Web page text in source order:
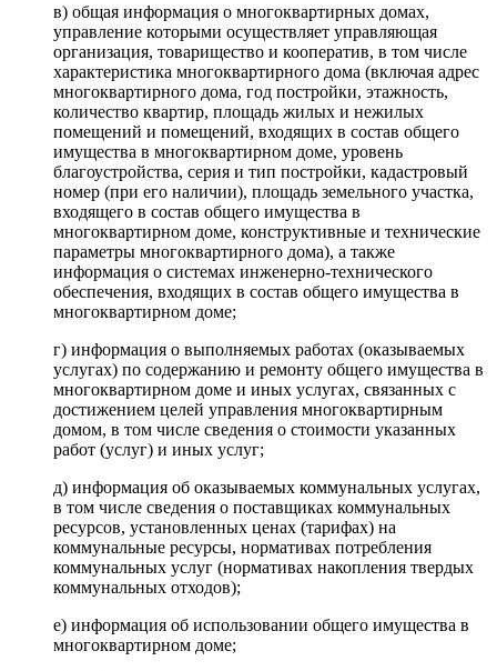
в) общая информация о многоквартирных домах,
управление которыми осуществляет управляющая
организация, товарищество и кооператив, в том числе
характеристика многоквартирного дома (включая адрес
многоквартирного дома, год постройки, этажность,
количество квартир, площадь жилых и нежилых
помещений и помещений, входящих в состав общего
имущества в многоквартирном доме, уровень
благоустройства, серия и тип постройки, кадастровый
номер (при его наличии), площадь земельного участка,
входящего в состав общего имущества в
многоквартирном доме, конструктивные и технические
параметры многоквартирного дома), а также
информация о системах инженерно-технического
обеспечения, входящих в состав общего имущества в
многоквартирном доме;
г) информация о выполняемых работах (оказываемых
услугах) по содержанию и ремонту общего имущества в
многоквартирном доме и иных услугах, связанных с
достижением целей управления многоквартирным
домом, в том числе сведения о стоимости указанных
работ (услуг) и иных услуг;
д) информация об оказываемых коммунальных услугах,
в том числе сведения о поставщиках коммунальных
ресурсов, установленных ценах (тарифах) на
коммунальные ресурсы, нормативах потребления
коммунальных услуг (нормативах накопления твердых
коммунальных отходов);
е) информация об использовании общего имущества в
многоквартирном доме;